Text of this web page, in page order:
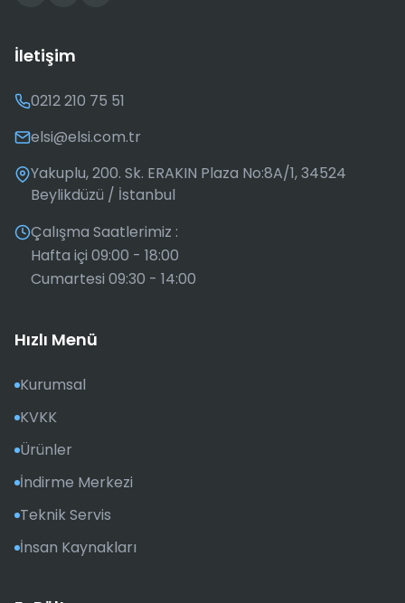
İletişim
0212 210 75 51
elsi@elsi.com.tr
Yakuplu, 200. Sk. ERAKIN Plaza No:8A/1, 34524
Beylikdüzü / İstanbul
Çalışma Saatlerimiz :
Hafta içi 09:00 - 18:00
Cumartesi 09:30 - 14:00
Hızlı Menü
Kurumsal
KVKK
Ürünler
İndirme Merkezi
Teknik Servis
İnsan Kaynakları